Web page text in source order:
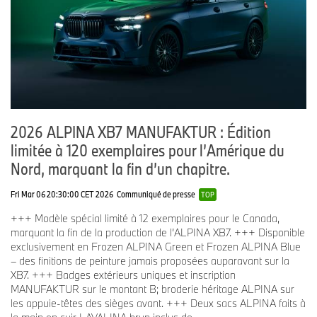
Deux autres modules à DEL distincts, situés sous les feux de jour,
fournissent les feux de croisement et les feux de route. Leur
boîtier sombre et leur position profonde dans le carénage avant
donnent l’impression que ces modules reculent en arrière-plan et
ne ressortent que lorsqu’ils sont activés.
Une nouvelle calandre réniforme BMW avec éclairage en cascade.
Le design avant repensé met également en valeur la calandre
réniforme de BMW pour lui donner un effet proéminent. Les
nouvelles barres de calandre complexes, avec leur allure bicolore
cadre attrayant de la calandre.
La calandre réniforme éclairée est offerte en option sur la
X7 xDrive40i et de série sur la X7 M60i. L’éclairage discret en
cascade des deux éléments de la calandre donne une impression
spectaculaire à l’avant de la nouvelle BMW X7 quand elle est
stationnée ou en déplacement. L’éclairage est activé lorsque l’une
2026 ALPINA XB7 MANUFAKTUR : Édition
limitée à 120 exemplaires pour l’Amérique du
Nord, marquant la fin d’un chapitre.
Fri Mar 06 20:30:00 CET 2026 Communiqué de presse TOP
+++ Modèle spécial limité à 12 exemplaires pour le Canada,
marquant la fin de la production de l’ALPINA XB7. +++ Disponible
exclusivement en Frozen ALPINA Green et Frozen ALPINA Blue
– des finitions de peinture jamais proposées auparavant sur la
XB7. +++ Badges extérieurs uniques et inscription
MANUFAKTUR sur le montant B; broderie héritage ALPINA sur
les appuie-têtes des sièges avant. +++ Deux sacs ALPINA faits à